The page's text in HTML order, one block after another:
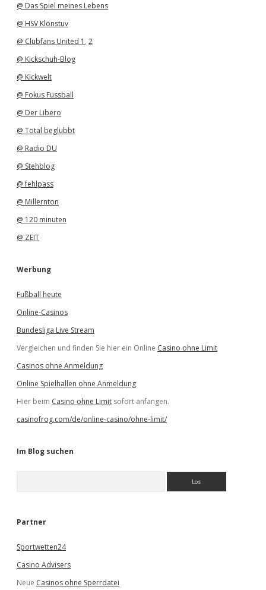
@ Das Spiel meines Lebens
@ HSV Klönstuv
@ Clubfans United 1 , 2
@ Kickschuh-Blog
@ Kickwelt
@ Fokus Fussball
@ Der Libero
@ Total beglubbt
@ Radio DU
@ Stehblog
@ fehlpass
@ Millernton
@ 120 minuten
@ ZEIT
Werbung
Fußball heute
Online-Casinos
Bundesliga Live Stream
Vergleichen und finden Sie hier ein Online Casino ohne Limit
Casinos ohne Anmeldung
Online Spielhallen ohne Anmeldung
Hier beim Casino ohne Limit sofort anfangen.
casinofrog.com/de/online-casino/ohne-limit/
Im Blog suchen
e
Partner
Sportwetten24
Casino Advisers
Neue Casinos ohne Sperrdatei